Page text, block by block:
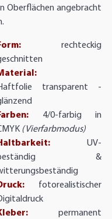
Oberflächen angebracht
rechteckig
transparent -
4/0-farbig in
(Vierfarbmodus)
UV-
&
fotorealistischer
permanent